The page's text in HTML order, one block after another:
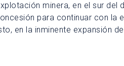
minera, en el sur del
para continuar con la
en la inminente expansión